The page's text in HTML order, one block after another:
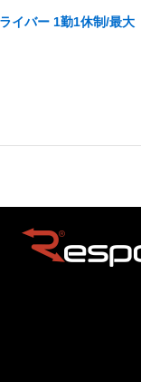
イバー 1勤1休制/最大